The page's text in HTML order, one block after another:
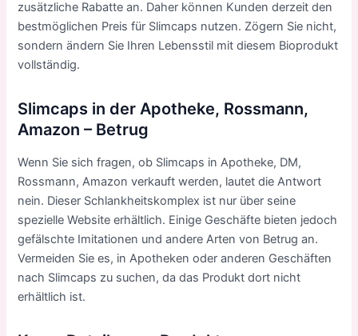
zusätzliche Rabatte an. Daher können Kunden derzeit den
bestmöglichen Preis für Slimcaps nutzen. Zögern Sie nicht,
sondern ändern Sie Ihren Lebensstil mit diesem Bioprodukt
vollständig.
Slimcaps in der Apotheke, Rossmann,
Amazon – Betrug
Wenn Sie sich fragen, ob Slimcaps inApotheke, DM,
Rossmann, Amazon verkauft werden, lautet die Antwort
nein. Dieser Schlankheitskomplex ist nur über seine
spezielle Website erhältlich. Einige Geschäfte bieten jedoch
gefälschte Imitationen und andere Arten von Betrug an.
Vermeiden Sie es, in Apotheken oder anderen Geschäften
nach Slimcaps zu suchen, da das Produkt dort nicht
erhältlich ist.